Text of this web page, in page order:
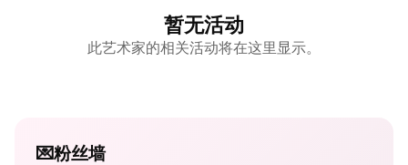
暂无活动
此艺术家的相关活动将在这里显示。
💌粉丝墙